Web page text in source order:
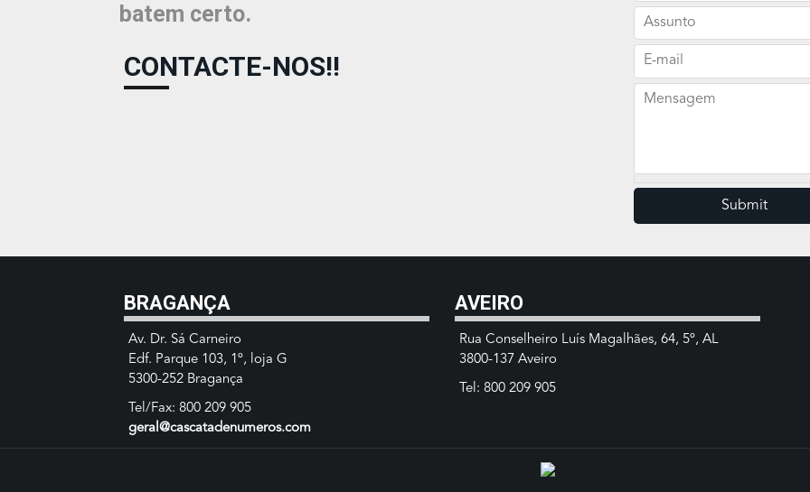
batem certo.
CONTACTE-NOS!!
Assunto
E-mail
Mensagem
BRAGANÇA
Av. Dr. Sá Carneiro
Edf. Parque 103, 1º, loja G
5300-252 Bragança
Tel/Fax: 800 209 905
geral@cascatadenumeros.com
AVEIRO
Rua Conselheiro Luís Magalhães, 64, 5º, AL
3800-137 Aveiro
Tel: 800 209 905